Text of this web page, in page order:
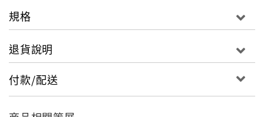
●產後好憂鬱，母愛是天性嗎？為何我的母愛會動搖？
●關於嬰兒夜哭，先放下百歲派和親密派的爭論吧，妳知
道夜哭是寶寶對母體的體貼嗎？
●可怕的兩歲兒，反抗期起如何發展孩子的「抑制機
能」？
●止不住對老公的怒氣？要度過婚姻危機先認識「催產
規格
退貨說明
付款/配送